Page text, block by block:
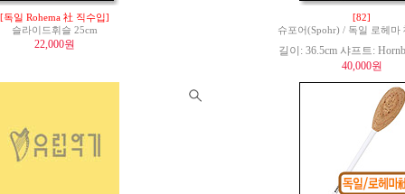
[독일 Rohema 社 직수입]
슬라이드휘슬 25cm
22,000원
[82]
슈포어(Spohr) / 독일 로헤마
길이: 36.5cm 샤프트:
40,000원